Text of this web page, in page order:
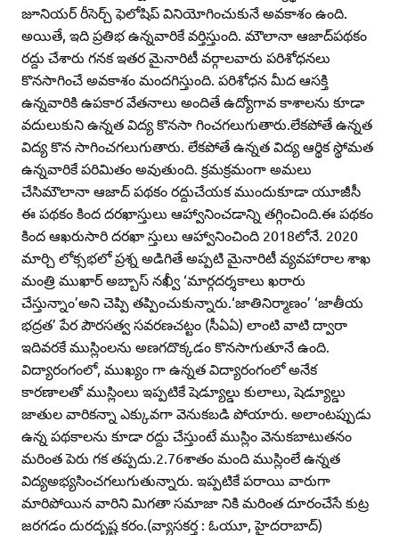
జూనియర్‌ రీసెర్చ్‌ ఫెలోషిప్‌ వినియోగించుకునే అవకాశం ఉంది.
అయితే, ఇది ప్రతిభ ఉన్నవారికే వర్తిస్తుంది. మౌలానా ఆజాద్‌పథకం
రద్దు చేశారు గనక ఇతర మైనారిటీ వర్గాలవారు పరిశోధనలు
కొనసాగించే అవకాశం మందగిస్తుంది. పరిశోధన మీద ఆసక్తి
ఉన్నవారికి ఉపకార వేతనాలు అందితే ఉద్యోగావ కాశాలను కూడా
వదులుకుని ఉన్నత విద్య కొనసా గించగలుగుతారు.లేకపోతే ఉన్నత
విద్య కొన సాగించగలుగుతారు. లేకపోతే ఉన్నత విద్య ఆర్థిక స్థోమత
ఉన్నవారికే పరిమితం అవుతుంది. క్రమక్రమంగా అమలు
చేసిమౌలానా ఆజాద్‌ పథకం రద్దుచేయక ముందుకూడా యూజీసీ
ఈ పథకం కింద దరఖాస్తులు ఆహ్వానించడాన్ని తగ్గించింది.ఈ పథకం
కింద ఆఖరుసారి దరఖా స్తులు ఆహ్వానించింది 2018లోనే. 2020
మార్చి లోక్సభలో ప్రశ్న అడిగితే అప్పటి మైనారిటీ వ్యవహారాల శాఖ
మంత్రి ముఖార్‌ అబ్బాస్‌ నఖ్వీ ‘మార్గదర్శకాలు ఖరారు
చేస్తున్నాం’అని చెప్పి తప్పించుకున్నారు.‘జాతినిర్మాణం’ ‘జాతీయ
భద్రత’ పేర పౌరసత్వ సవరణచట్టం (సీఏఏ) లాంటి వాటి ద్వారా
ఇదివరకే ముస్లింలను అణగదొక్కడం కొనసాగుతూనే ఉంది.
విద్యారంగంలో, ముఖ్యం గా ఉన్నత విద్యారంగంలో అనేక
కారణాలతో ముస్లింలు ఇప్పటికే షెడ్యూల్డు కులాలు, షెడ్యూల్డు
జాతుల వారికన్నా ఎక్కువగా వెనుకబడి పోయారు. అలాంటప్పుడు
ఉన్న పథకాలను కూడా రద్దు చేస్తుంటే ముస్లిం వెనుకబాటుతనం
మరింత పెరు గక తప్పదు.2.76శాతం మంది ముస్లింలే ఉన్నత
విద్యఅభ్యసించగలుగుతున్నారు. ఇప్పటికే పరాయి వారుగా
మారిపోయిన వారిని మిగతా సమాజా నికి మరింత దూరంచేసే కుట్ర
జరగడం దురదృష్ట కరం.(వ్యాసకర్త : ఓయూ, హైదరాబాద్‌)